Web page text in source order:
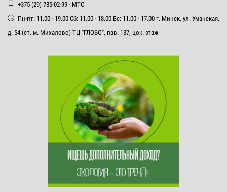
+375 (29) 785-02-99 - МТС
Пн-пт: 11.00 - 19.00 Сб: 11.00 - 18.00 Вс: 11.00 - 17.00 г. Минск, ул. Уманская,
д. 54 (ст. м. Михалово) ТЦ "ГЛОБО", пав. 137, цок. этаж